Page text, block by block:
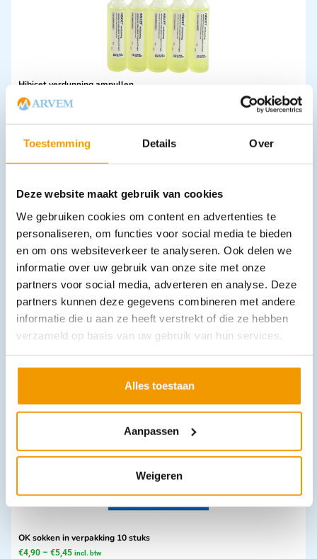
Toestemming Details Over
Deze website maakt gebruik van cookies
We gebruiken cookies om content en advertenties te
personaliseren, om functies voor social media te bieden
en om ons websiteverkeer te analyseren. Ook delen we
informatie over uw gebruik van onze site met onze
partners voor social media, adverteren en analyse. Deze
partners kunnen deze gegevens combineren met andere
informatie die u aan ze heeft verstrekt of die ze hebben
verzameld op basis van uw gebruik van hun services.
Alles toestaan
Aanpassen
Weigeren
Hibicet verdunning ampullen
€1,14 – €8,50
1.05 excl. btw
Opties bekijken
Deken disp.(vulling polyester) 1000 gram Wit 200x130cm
6.25 excl. btw
Leverbaar
OK sokken in verpakking 10 stuks
€4,90 – €5,45 incl. btw